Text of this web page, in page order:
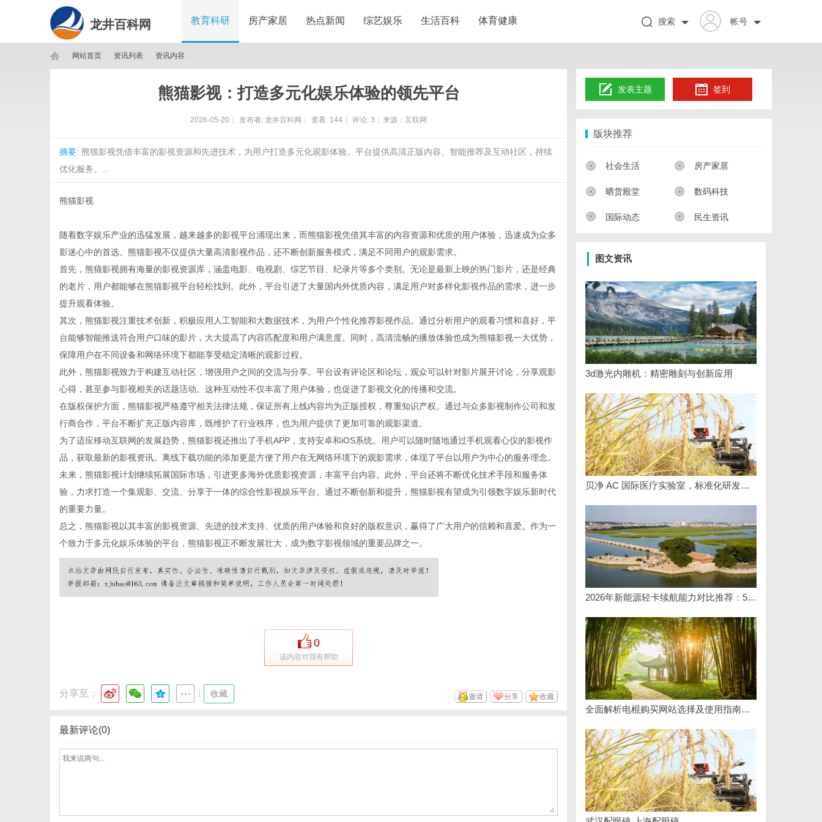
龙井百科网 教育科研 房产家居 热点新闻 综艺娱乐 生活百科 体育健康 帐号
搜索
网站首页 资讯列表 资讯内容
熊猫影视：打造多元化娱乐体验的领先平台
2026-05-20 发布者: 龙井百科网 查看: 144 评论: 3 来源：互联网
摘要: 熊猫影视凭借丰富的影视资源和先进技术，为用户打造多元化观影体验。平台提供高清正版内容、智能推荐及互动社区，持续
优化服务。...
熊猫影视
随着数字娱乐产业的迅猛发展，越来越多的影视平台涌现出来，而熊猫影视凭借其丰富的内容资源和优质的用户体验，迅速成为众多
影迷心中的首选。熊猫影视不仅提供大量高清影视作品，还不断创新服务模式，满足不同用户的观影需求。
首先，熊猫影视拥有海量的影视资源库，涵盖电影、电视剧、综艺节目、纪录片等多个类别。无论是最新上映的热门影片，还是经典
的老片，用户都能够在熊猫影视平台轻松找到。此外，平台引进了大量国内外优质内容，满足用户对多样化影视作品的需求，进一步
提升观看体验。
其次，熊猫影视注重技术创新，积极应用人工智能和大数据技术，为用户个性化推荐影视作品。通过分析用户的观看习惯和喜好，平
台能够智能推送符合用户口味的影片，大大提高了内容匹配度和用户满意度。同时，高清流畅的播放体验也成为熊猫影视一大优势，
保障用户在不同设备和网络环境下都能享受稳定清晰的观影过程。
此外，熊猫影视致力于构建互动社区，增强用户之间的交流与分享。平台设有评论区和论坛，观众可以针对影片展开讨论，分享观影
心得，甚至参与影视相关的话题活动。这种互动性不仅丰富了用户体验，也促进了影视文化的传播和交流。
在版权保护方面，熊猫影视严格遵守相关法律法规，保证所有上线内容均为正版授权，尊重知识产权。通过与众多影视制作公司和发
行商合作，平台不断扩充正版内容库，既维护了行业秩序，也为用户提供了更加可靠的观影渠道。
为了适应移动互联网的发展趋势，熊猫影视还推出了手机APP，支持安卓和iOS系统。用户可以随时随地通过手机观看心仪的影视作
品，获取最新的影视资讯。离线下载功能的添加更是方便了用户在无网络环境下的观影需求，体现了平台以用户为中心的服务理念。
未来，熊猫影视计划继续拓展国际市场，引进更多海外优质影视资源，丰富平台内容。此外，平台还将不断优化技术手段和服务体
验，力求打造一个集观影、交流、分享于一体的综合性影视娱乐平台。通过不断创新和提升，熊猫影视有望成为引领数字娱乐新时代
的重要力量。
总之，熊猫影视以其丰富的影视资源、先进的技术支持、优质的用户体验和良好的版权意识，赢得了广大用户的信赖和喜爱。作为一
个致力于多元化娱乐体验的平台，熊猫影视正不断发展壮大，成为数字影视领域的重要品牌之一。
0
该内容对我有帮助
分享至： 收藏 收藏
分享
邀请
最新评论(0)
发表主题 签到
版块推荐
社会生活 房产家居
晒货殿堂 数码科技
国际动态 民生资讯
图文资讯
3d激光内雕机：精密雕刻与创新应用
贝净 AC 国际医疗实验室，标准化研发体系全解析
2026年新能源轻卡续航能力对比推荐：5大主流平台三维解析
全面解析电棍购买网站选择及使用指南，保障安全与合法性